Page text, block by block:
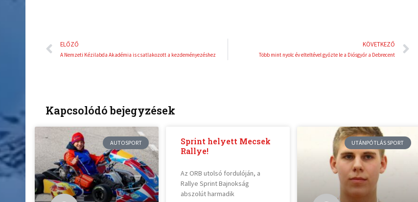
Előző
ELŐZŐ
A Nemzeti Kézilabda Akadémia is csatlakozott a kezdeményezéshez
KÖVETKEZŐ
Több mint nyolc év elteltével győzte le a Diósgyőr a Debrecent
Kapcsolódó bejegyzések
AUTOSPORT
Sprint helyett Mecsek
Rallye!
Az ORB utolsó fordulóján, a
Rallye Sprint Bajnokság
abszolút harmadik
UTÁNPÓTLÁS SPORT